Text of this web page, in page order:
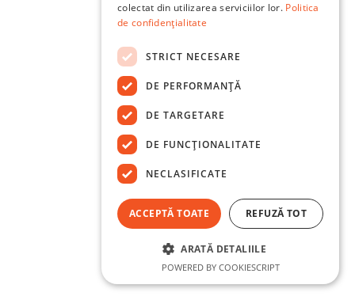
colectat din utilizarea serviciilor lor. Politica
de confidențialitate
STRICT NECESARE
DE PERFORMANȚĂ
DE TARGETARE
DE FUNCŢIONALITATE
NECLASIFICATE
ACCEPTĂ TOATE REFUZĂ TOT
ARATĂ DETALIILE
POWERED BY COOKIESCRIPT